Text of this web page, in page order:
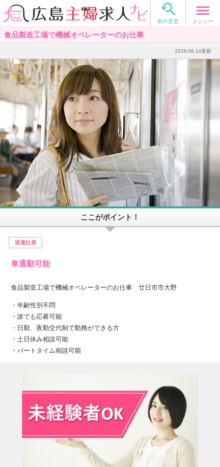

条件変更 メニュー
食品製造工場で機械オペレーターのお仕事
2026.06.14更新
ここがポイント！
派遣社員
車通勤可能
食品製造工場で機械オペレーターのお仕事 廿日市市大野
・年齢性別不問
・誰でも応募可能
・日勤、夜勤交代制で勤務ができる方
・土日休み相談可能
・パートタイム相談可能